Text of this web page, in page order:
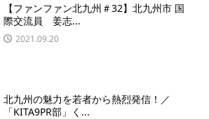
【ファンファン北九州＃32】北九州市 国
際交流員 姜志...
2021.09.20
北九州の魅力を若者から熱烈発信！／
「KITA9PR部」く...